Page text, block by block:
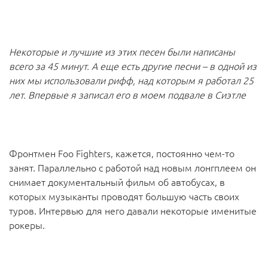
Некоторые и лучшие из этих песен были написаны
всего за 45 минут. А еще есть другие песни – в одной из
них мы использовали рифф, над которым я работал 25
лет. Впервые я записал его в моем подвале в Сиэтле
Фронтмен Foo Fighters, кажется, постоянно чем-то
занят. Параллельно с работой над новым лонгплеем он
снимает документальный фильм об автобусах, в
которых музыканты проводят большую часть своих
туров. Интервью для него давали некоторые именитые
рокеры.